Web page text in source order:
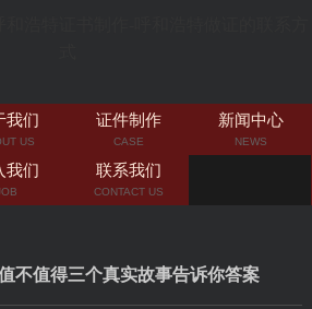
我们
US
证件制作
CASE
新闻中心
NEWS
我们 联系我们
CONTACT US
不值得三个真实故事告诉你答案